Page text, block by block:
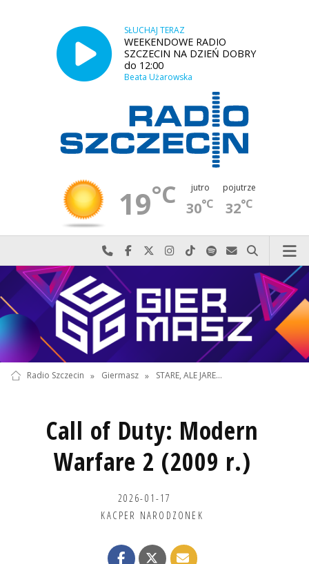
SŁUCHAJ TERAZ
WEEKENDOWE RADIO
SZCZECIN NA DZIEŃ DOBRY
do 12:00
Beata Użarowska
19°C jutro
30°C
pojutrze
32°C
Najlepiej po prostu do nas zadzwoń
Odwiedź nas na Facebook-u
Odwiedź nas na X
Odwiedź nas na Instagram-ie
Odwiedź nas na TikTok-u
Szukaj nas na Spotify
Wyślij do nas
Szukaj
Radio Szczecin » Giermasz » STARE, ALE JARE...
Call of Duty: Modern
Warfare 2 (2009 r.)
2026-01-17
KACPER NARODZONEK